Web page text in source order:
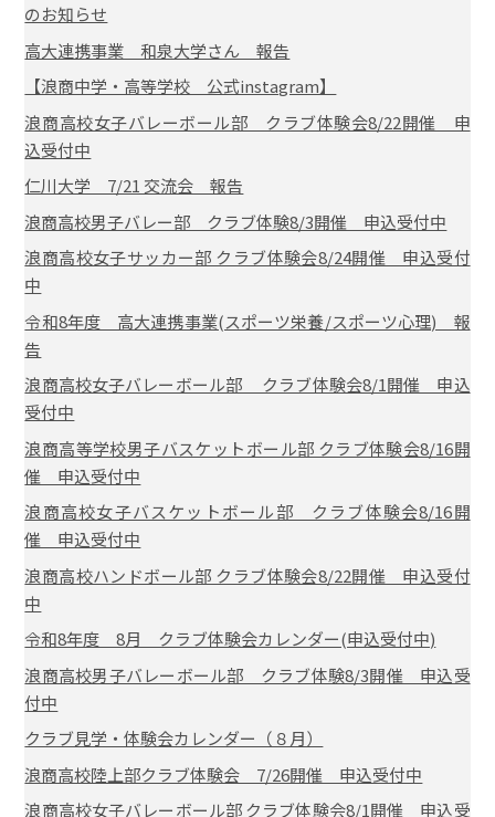
のお知らせ
高大連携事業 和泉大学さん 報告
【浪商中学・高等学校 公式instagram】
浪商高校女子バレーボール部 クラブ体験会8/22開催 申
込受付中
仁川大学 7/21 交流会 報告
浪商高校男子バレー部 クラブ体験8/3開催 申込受付中
浪商高校女子サッカー部 クラブ体験会8/24開催 申込受付
中
令和8年度 高大連携事業(スポーツ栄養/スポーツ心理) 報
告
浪商高校女子バレーボール部 クラブ体験会8/1開催 申込
受付中
浪商高等学校男子バスケットボール部 クラブ体験会8/16開
催 申込受付中
浪商高校女子バスケットボール部 クラブ体験会8/16開
催 申込受付中
浪商高校ハンドボール部 クラブ体験会8/22開催 申込受付
中
令和8年度 8月 クラブ体験会カレンダー(申込受付中)
浪商高校男子バレーボール部 クラブ体験8/3開催 申込受
付中
クラブ見学・体験会カレンダー（８月）
浪商高校陸上部クラブ体験会 7/26開催 申込受付中
浪商高校女子バレーボール部 クラブ体験会8/1開催 申込受